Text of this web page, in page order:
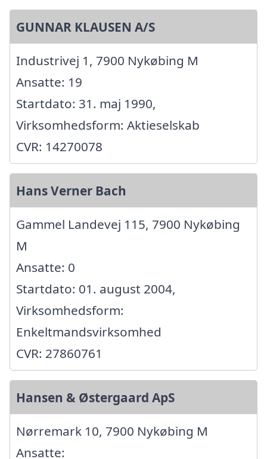
GUNNAR KLAUSEN A/S
Industrivej 1, 7900 Nykøbing M
Ansatte: 19
Startdato: 31. maj 1990,
Virksomhedsform: Aktieselskab
CVR: 14270078
Hans Verner Bach
Gammel Landevej 115, 7900 Nykøbing
M
Ansatte: 0
Startdato: 01. august 2004,
Virksomhedsform:
Enkeltmandsvirksomhed
CVR: 27860761
Hansen & Østergaard ApS
Nørremark 10, 7900 Nykøbing M
Ansatte: